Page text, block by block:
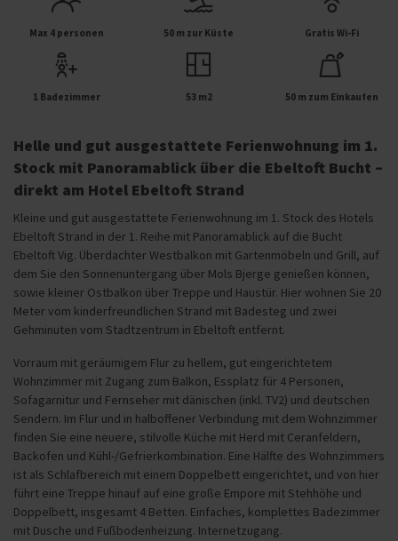
Max 4 personen 50 m zur Küste Gratis Wi-Fi
1 Badezimmer 53 m2 50 m zum Einkaufen
Helle und gut ausgestattete Ferienwohnung im 1.
Stock mit Panoramablick über die Ebeltoft Bucht –
direkt am Hotel Ebeltoft Strand
Kleine und gut ausgestattete Ferienwohnung im 1. Stock des Hotels
Ebeltoft Strand in der 1. Reihe mit Panoramablick auf die Bucht
Ebeltoft Vig. Überdachter Westbalkon mit Gartenmöbeln und Grill, auf
dem Sie den Sonnenuntergang über Mols Bjerge genießen können,
sowie kleiner Ostbalkon über Treppe und Haustür. Hier wohnen Sie 20
Meter vom kinderfreundlichen Strand mit Badesteg und zwei
Gehminuten vom Stadtzentrum in Ebeltoft entfernt.
Vorraum mit geräumigem Flur zu hellem, gut eingerichtetem
Wohnzimmer mit Zugang zum Balkon, Essplatz für 4 Personen,
Sofagarnitur und Fernseher mit dänischen (inkl. TV2) und deutschen
Sendern. Im Flur und in halboffener Verbindung mit dem Wohnzimmer
finden Sie eine neuere, stilvolle Küche mit Herd mit Ceranfeldern,
Backofen und Kühl-/Gefrierkombination. Eine Hälfte des Wohnzimmers
ist als Schlafbereich mit einem Doppelbett eingerichtet, und von hier
führt eine Treppe hinauf auf eine große Empore mit Stehhöhe und
Doppelbett, insgesamt 4 Betten. Einfaches, komplettes Badezimmer
mit Dusche und Fußbodenheizung. Internetzugang.